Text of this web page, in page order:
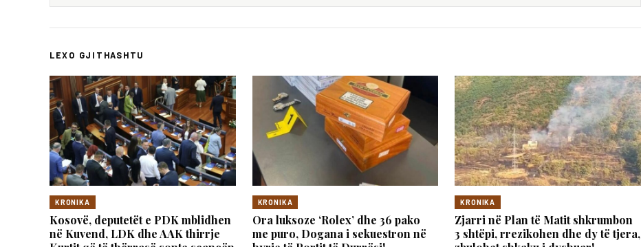
LEXO GJITHASHTU
KRONIKA
Kosovë, deputetët e PDK mblidhen
në Kuvend, LDK dhe AAK thirrje
KRONIKA
Ora luksoze ‘Rolex’ dhe 36 pako
me puro, Dogana i sekuestron në
KRONIKA
Zjarri në Plan të Matit shkrumbon
3 shtëpi, rrezikohen dhe dy të tjera,